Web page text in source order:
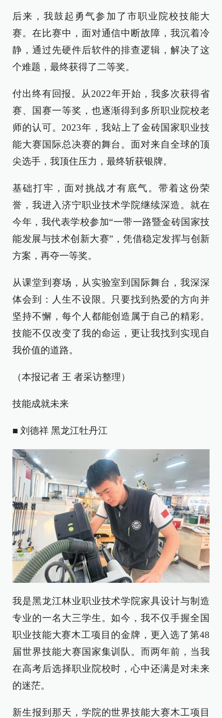
后来，我鼓起勇气参加了市职业院校技能大
赛。在比赛中，面对通信中断故障，我沉着冷
静，通过先硬件后软件的排查逻辑，解决了这
个难题，最终获得了二等奖。
付出终有回报。从2022年开始，我多次获得省
赛、国赛一等奖，也逐渐得到多所职业院校老
师的认可。2023年，我站上了金砖国家职业技
能大赛国际总决赛的舞台。面对来自全球的顶
尖选手，我顶住压力，最终斩获银牌。
基础打牢，面对挑战才有底气。带着这份荣
誉，我进入济宁职业技术学院继续深造。就在
今年，我代表学校参加“一带一路暨金砖国家技
能发展与技术创新大赛”，凭借稳定发挥与创新
方案，再夺一等奖。
从课堂到赛场，从实验室到国际舞台，我深深
体会到：人生不设限。只要找到热爱的方向并
坚持不懈，每个人都能创造属于自己的精彩。
技能不仅改变了我的命运，更让我找到实现自
我价值的道路。
（本报记者 王 者采访整理）
技能成就未来
■ 刘德祥 黑龙江牡丹江
我是黑龙江林业职业技术学院家具设计与制造
专业的一名大三学生。如今，我不仅手握全国
职业技能大赛木工项目的金牌，更入选了第48
届世界技能大赛国家集训队。而两年前，当我
在高考后选择职业院校时，心中还满是对未来
的迷茫。
新生报到那天，学院的世界技能大赛木工项目